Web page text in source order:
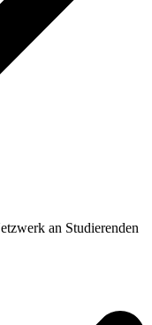
an Studierenden